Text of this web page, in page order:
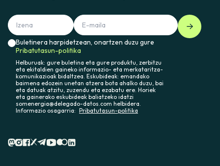
Buletinera harpidetzean, onartzen duzu gure
Pribatutasun-politika
Helburuak: gure buletina eta gure produktu, zerbitzu
eta ekitaldien gaineko informazio- eta merkataritza-
komunikazioak bidaltzea. Eskubideak: emandako
baimena edozein unetan atzera bota ahalko duzu, bai
eta datuak atzitu, zuzendu eta ezabatu ere. Horiek
eta gainerako eskubideak baliatzeko idatzi
somenergia@delegado-datos.com helbidera.
Informazio osagarria: Pribatutasun-politika